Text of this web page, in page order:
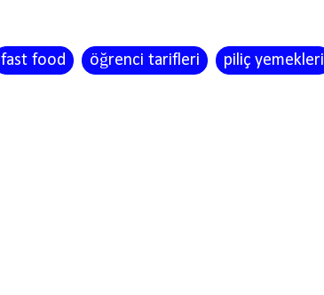
fast food öğrenci tarifleri
piliç yemekleri